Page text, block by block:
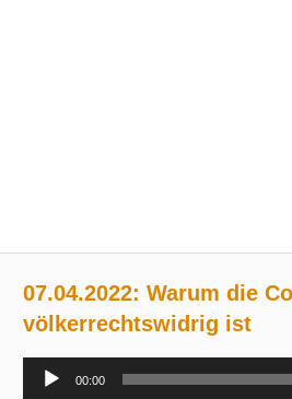
07.04.2022: Warum die
völkerrechtswidrig ist
Audio-
00:00